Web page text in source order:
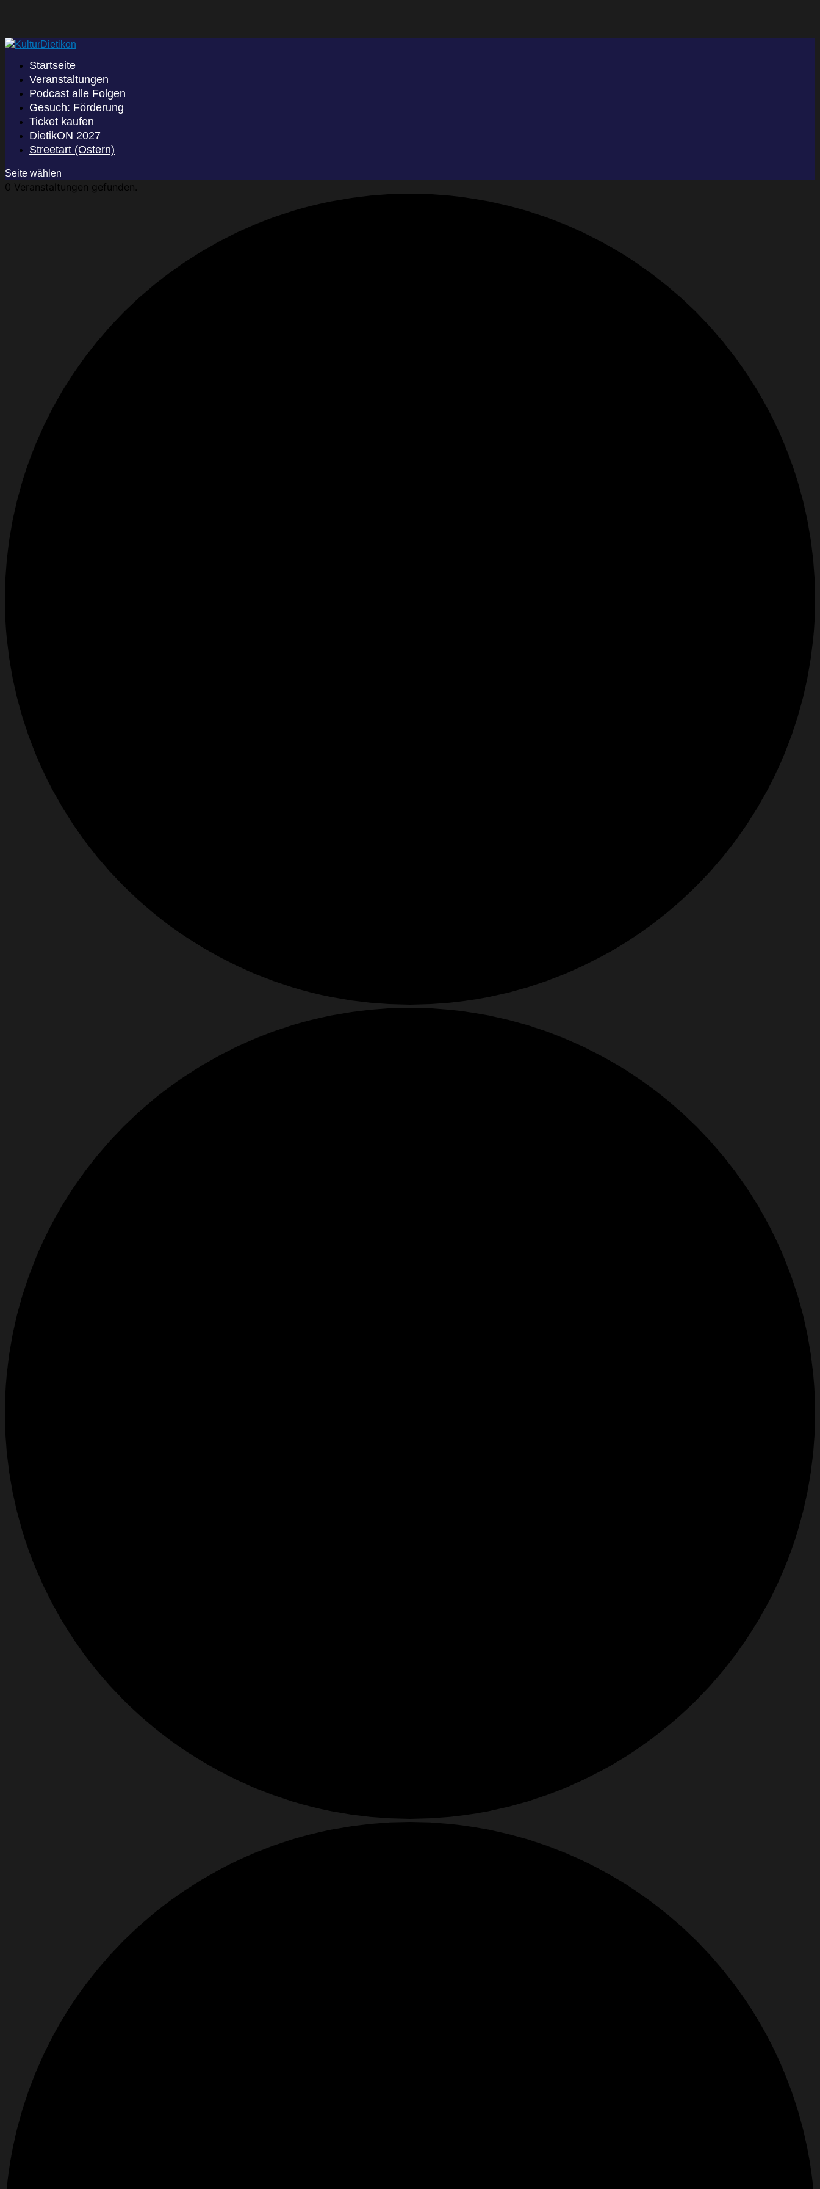
Startseite
Veranstaltungen
Podcast alle Folgen
Gesuch: Förderung
Ticket kaufen
DietikON 2027
Streetart (Ostern)
Seite wählen
0 Veranstaltungen gefunden.